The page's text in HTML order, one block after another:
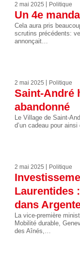
2 mai 2025 Politique
Un 4e
Cela aura pris
scrutins précédents:
annonçait…
2 mai 2025 Politique
Saint-André
abandonné
Le Village de Saint-
d’un cadeau pour
2 mai 2025 Politique
Laurentides
dans
La vice-première
Mobilité durable,
des Aînés,…